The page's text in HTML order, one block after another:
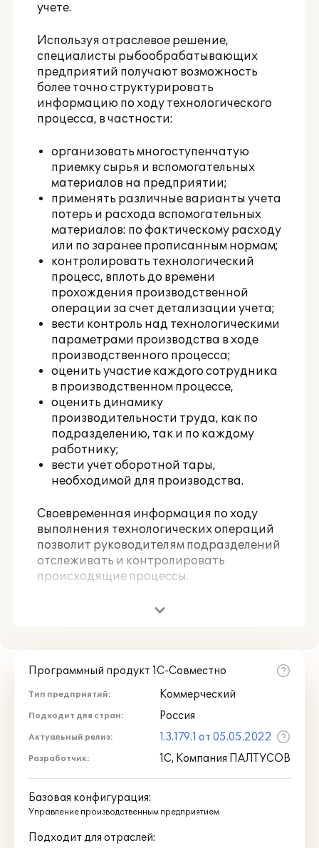
учете.
Используя отраслевое решение,
специалисты рыбообрабатывающих
предприятий получают возможность
более точно структурировать
информацию по ходу технологического
процесса, в частности:
организовать многоступенчатую
приемку сырья и вспомогательных
материалов на предприятии;
применять различные варианты учета
потерь и расхода вспомогательных
материалов: по фактическому расходу
или по заранее прописанным нормам;
контролировать технологический
процесс, вплоть до времени
прохождения производственной
операции за счет детализации учета;
вести контроль над технологическими
параметрами производства в ходе
производственного процесса;
оценить участие каждого сотрудника
в производственном процессе,
оценить динамику
производительности труда, как по
подразделению, так и по каждому
работнику;
вести учет оборотной тары,
необходимой для производства.
Своевременная информация по ходу
выполнения технологических операций
позволит руководителям подразделений
отслеживать и контролировать
происходящие процессы.
Оперативная информация о
реагировать на быстро меняющуюся
ситуацию на рынке.
Решение "1С:Предприятие 8.
Рыбопереработка" дает возможность
вести грамотное планирование
различных аспектов деятельности
предприятия таких как:
планирование потребности в сырье,
причем планирование
Программный продукт 1С-Совместно
Тип предприятий: Коммерческий
Подходит для стран: Россия
Актуальный релиз: 1.3.179.1 от 05.05.2022
Разработчик: 1С, Компания ПАЛТУСОВ
Базовая конфигурация:
Управление производственным предприятием
Подходит для отраслей: